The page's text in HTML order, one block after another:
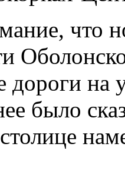
что
дороги
было